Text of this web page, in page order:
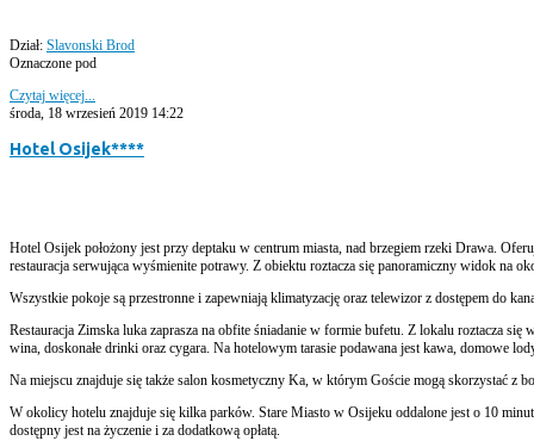
Dział: Slavonski Brod
Oznaczone pod
Czytaj więcej...
środa, 18 wrzesień 2019 14:22
Hotel Osijek****
Hotel Osijek położony jest przy deptaku w centrum miasta, nad brzegiem rzeki Drawa.
restauracja serwująca wyśmienite potrawy. Z obiektu roztacza się panoramiczny widok na
Wszystkie pokoje są przestronne i zapewniają klimatyzację oraz telewizor z dostępem do
Restauracja Zimska luka zaprasza na obfite śniadanie w formie bufetu. Z lokalu roztacza
wina, doskonałe drinki oraz cygara. Na hotelowym tarasie podawana jest kawa, domowe
Na miejscu znajduje się także salon kosmetyczny Ka, w którym Goście mogą skorzystać z
W okolicy hotelu znajduje się kilka parków. Stare Miasto w Osijeku oddalone jest o 10
dostępny jest na życzenie i za dodatkową opłatą.